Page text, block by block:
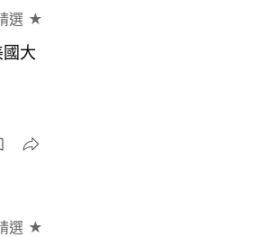
選 ★
大
選 ★